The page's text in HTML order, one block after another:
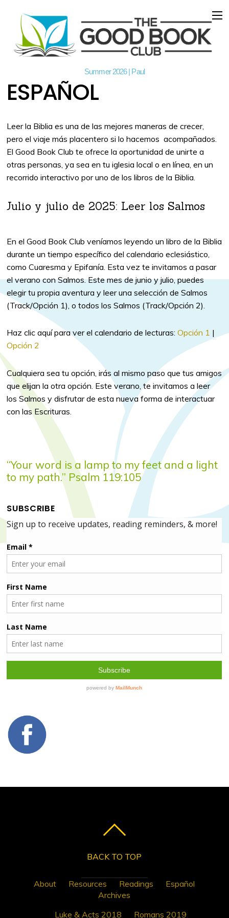
Summer 2026 | Paul
ESPAÑOL
Leer la Biblia es una de las mejores maneras de crecer,
pero el viaje más placentero si lo hacemos acompañados.
El Good Book Club te ofrece la oportunidad de unirte a
otras personas, ya sea en tu iglesia local o en línea, en un
recorrido interactivo por uno de los libros de la Biblia.
Julio y julio de 2025: Leer los Salmos
En el Good Book Club veníamos leyendo un libro de la Biblia
durante un tiempo específico del calendario eclesiástico,
como Cuaresma y Epifanía. Esta vez te invitamos a pasar
el verano con Salmos. Este mes de junio y julio, puedes
elegir tu propia aventura y leer una selección de Salmos
(Track/Opción 1), o todos los Salmos (Track/Opción 2).
Haz clic aquí para ver el calendario de lecturas:Opción 1 |
Opción 2
Cualquiera sea tu opción, irás al mismo paso que tus amigos
que elijan la otra opción. Este verano, te invitamos a leer
los Salmos y disfrutar de esta nueva forma de interactuar
con las Escrituras.
“Your word is a lamp to my feet and a light
to my path.” Psalm 119:105
SUBSCRIBE
BACK TO TOP
About Resources Readings
Español
Archives
Luke & Acts 2018
Romans 2019